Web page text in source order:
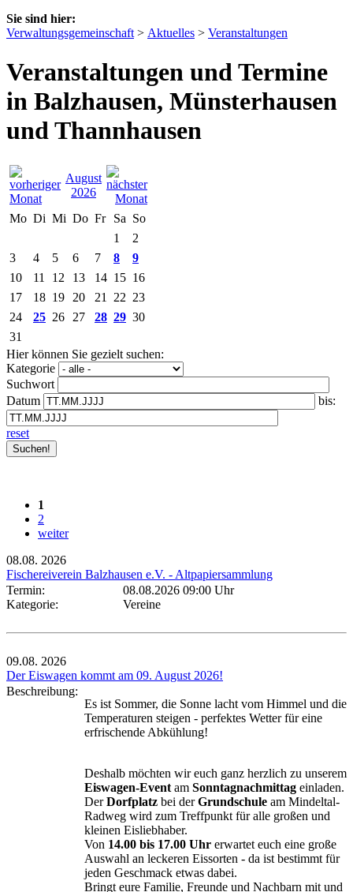
Sie sind hier:
Verwaltungsgemeinschaft > Aktuelles > Veranstaltungen
Veranstaltungen und Termine
in Balzhausen, Münsterhausen
und Thannhausen
August
2026
Mo Di Mi Do Fr Sa So
1
2
3
4 5 6 7 8
9
10
11 12 13 14 15 16
17
18 19 20 21 22 23
24
25 26 27 28 29 30
31
Hier können Sie gezielt suchen:
Kategorie
Suchwort
Datum
bis:
reset
1
2
weiter
08.08. 2026
Fischereiverein Balzhausen e.V. - Altpapiersammlung
Termin:
08.08.2026 09:00 Uhr
Kategorie:
Vereine
09.08. 2026
Der Eiswagen kommt am 09. August 2026!
Beschreibung:
Es ist Sommer, die Sonne lacht vom Himmel und die
Temperaturen steigen - perfektes Wetter für eine
erfrischende Abkühlung!
Deshalb möchten wir euch ganz herzlich zu unserem
Eiswagen-Event am Sonntagnachmittag einladen.
DerDorfplatz bei derGrundschule am Mindeltal-
Radweg wird zum Treffpunkt für alle großen und
kleinen Eisliebhaber.
Von 14.00 bis 17.00 Uhr erwartet euch eine große
Auswahl an leckeren Eissorten - da ist bestimmt für
jeden Geschmack etwas dabei.
Bringt eure Familie, Freunde und Nachbarn mit und